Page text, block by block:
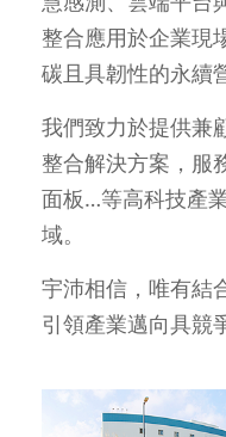
整合應用於企業現
碳且具韌性的永續
我們致力於提供兼
整合解決方案，服
面板…等高科技產
域。
宇沛相信，唯有結
引領產業邁向具競